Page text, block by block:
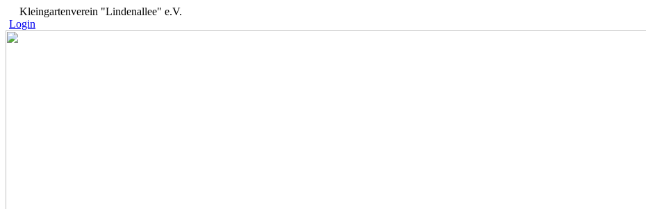
Kleingartenverein "Lindenallee" e.V.
Login